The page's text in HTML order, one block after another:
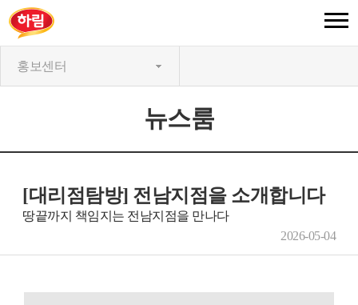
홍보센터
뉴스룸
[대리점탐방] 전남지점을 소개합니다
땅끝까지 책임지는 전남지점을 만나다
2026-05-04